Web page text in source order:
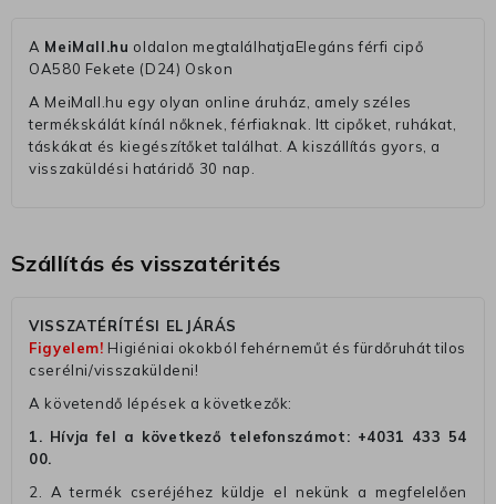
A MeiMall.hu oldalon megtalálhatjaElegáns férfi cipő
OA580 Fekete (D24) Oskon
A MeiMall.hu egy olyan online áruház, amely széles
termékskálát kínál nőknek, férfiaknak. Itt cipőket, ruhákat,
táskákat és kiegészítőket találhat. A kiszállítás gyors, a
visszaküldési határidő 30 nap.
Szállítás és visszatérités
VISSZATÉRÍTÉSI ELJÁRÁS
Figyelem! Higiéniai okokból fehérneműt és fürdőruhát tilos
cserélni/visszaküldeni!
A követendő lépések a következők:
1. Hívja fel a következő telefonszámot: +4031 433 54
00.
2. A termék cseréjéhez küldje el nekünk a megfelelően